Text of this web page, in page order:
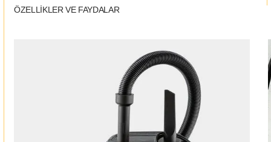
ÖZELLİKLER VE FAYDALAR